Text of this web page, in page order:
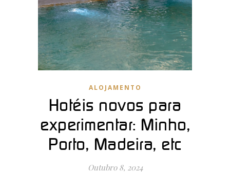
ALOJAMENTO
Hotéis novos para
experimentar: Minho,
Porto, Madeira, etc
Outubro 8, 2024